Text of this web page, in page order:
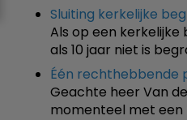
Sluiting kerkelijke
Als op een
als 10 jaar niet is
Één rechthebbende
Geachte heer Van
momenteel met een